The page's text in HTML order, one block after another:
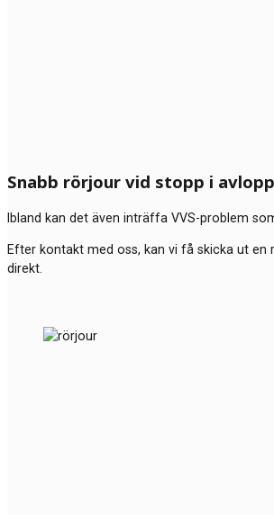
Snabb rörjour vid stopp i
Ibland kan det även inträffa VVS-problem
Efter kontakt med oss, kan vi få skicka ut
direkt.